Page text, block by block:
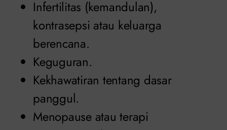
Infertilitas (kemandulan),
kontrasepsi atau keluarga
berencana.
Keguguran.
Kekhawatiran tentang dasar
panggul.
Menopause atau terapi